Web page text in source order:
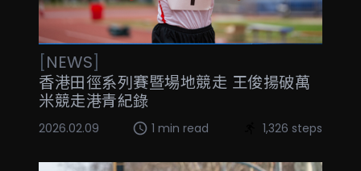
[NEWS]
香港田徑系列賽暨場地競走 王俊揚破萬
米競走港青紀錄
2026.02.09 1 min read 1,326 steps